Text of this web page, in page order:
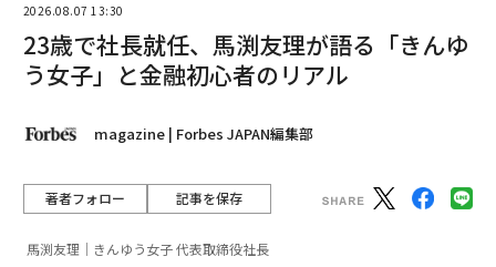
2026.08.07 13:30
23歳で社長就任、馬渕友理が語る「きんゆ
う女子」と金融初心者のリアル
magazine | Forbes JAPAN編集部
著者フォロー 記事を保存
馬渕友理｜きんゆう女子 代表取締役社長